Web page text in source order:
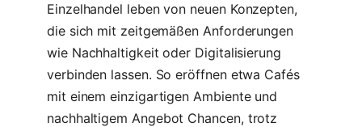
Einzelhandel leben von neuen Konzepten,
die sich mit zeitgemäßen Anforderungen
wie Nachhaltigkeit oder Digitalisierung
verbinden lassen. So eröffnen etwa Cafés
mit einem einzigartigen Ambiente und
nachhaltigem Angebot Chancen, trotz